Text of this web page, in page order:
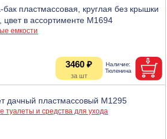
бак пластмассовая, круглая без крышки
цвет в ассортименте М1694
емкости
3460 ₽
дачный пластмассовый М1295
туалеты и средства для ухода